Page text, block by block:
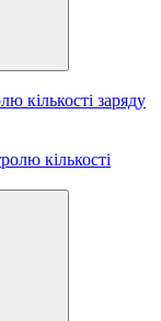
кількості заряду